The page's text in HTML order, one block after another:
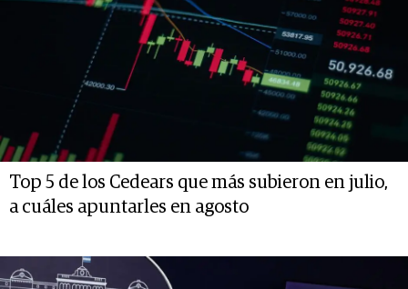
Top 5 de los Cedears que más subieron en julio,
a cuáles apuntarles en agosto